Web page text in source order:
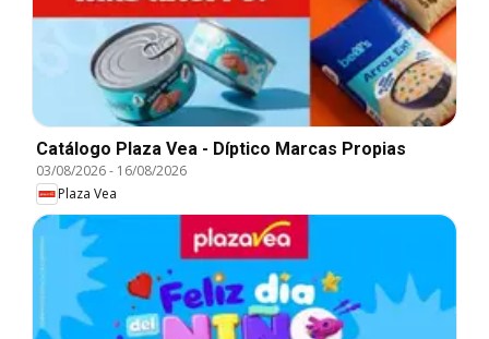
Catálogo Plaza Vea - Díptico Marcas Propias
03/08/2026- 16/08/2026
Plaza Vea